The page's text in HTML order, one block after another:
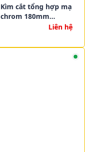
Kìm cắt tổng hợp mạ
chrom 180mm
Knipex 03 05 180Liên hệ